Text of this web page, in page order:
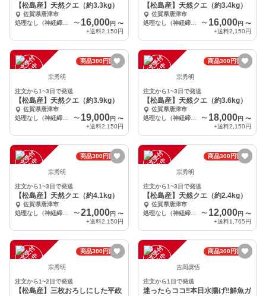
【松島産】天然クエ（約3.3kg）
佐賀県唐津市
〜 16,000円 〜
+送料2,150円
【松島産】天然クエ（約3.4kg）
佐賀県唐津市
処理なし（神経締め、血抜きのみ）
〜 16,000円 〜
+送料2,150円
注
文
受
付
停
止
中
商品300円割引
宗秀明
注文から1~3日で発送
【松島産】天然クエ（約3.9kg）
佐賀県唐津市
〜 19,000円 〜
+送料2,150円
注
文
受
付
停
止
中
商品300円割引
宗秀明
注文から1~3日で発送
【松島産】天然クエ（約3.6kg）
佐賀県唐津市
処理なし（神経締め、血抜きのみ）
〜 18,000円 〜
+送料2,150円
注
文
受
付
停
止
中
商品300円割引
宗秀明
注文から1~3日で発送
【松島産】天然クエ（約4.1kg）
佐賀県唐津市
〜 21,000円 〜
+送料2,150円
注
文
受
付
停
止
中
商品300円割引
宗秀明
注文から1~3日で発送
【松島産】天然クエ（約2.4kg）
佐賀県唐津市
処理なし（神経締め、血抜きのみ）
〜 12,000円 〜
+送料1,765円
注
文
受
付
停
止
中
商品300円割引
宗秀明
注文から1~2日で発送
【松島産】三枚おろしにした平政
注
文
受
付
停
止
中
商品300円割引
吉岡奨悟
注文から1日で発送
迷ったらココ‼️本日水揚げ‼️鮮魚ガ